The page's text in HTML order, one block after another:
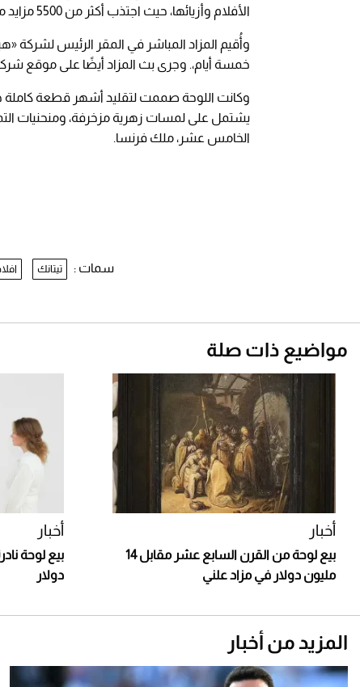
الأفلام وأزيائها، حيث اجتذب أكثر من 5500 مزايد من جميع أنحاء العالم.
وأُقيم المزاد المباشر في المقر الرئيس لشركة
خمسة أيام،. وجرى بث المزاد أيضًا على موقع
يشتمل على لمسات زهرية مزخرفة، ومنحنيات
الخامس عشر، ملك فرنسا.
سمات : تيتانك
مواضيع ذات صلة
أخبار
بيع لوحة من القرن السابع عشر مقابل 14
مليون دولار في مزاد علني
أخبار
دولار
المزيد من أخبار